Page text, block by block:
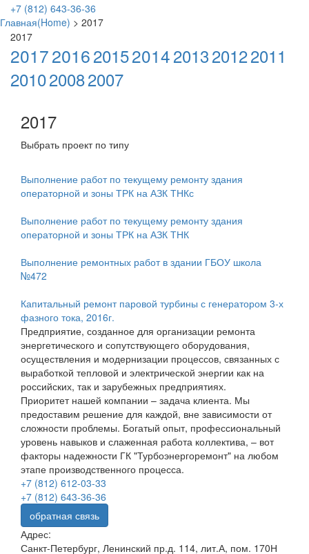
+7 (812) 643-36-36
Главная(Home) > 2017
2017
2017201620152014201320122011
201020082007
2017
Выбрать проект по типу
Выполнение работ по текущему ремонту здания
операторной и зоны ТРК на АЗК ТНКс
Выполнение работ по текущему ремонту здания
операторной и зоны ТРК на АЗК ТНК
Выполнение ремонтных работ в здании ГБОУ школа
№472
Капитальный ремонт паровой турбины с генератором 3-х
фазного тока, 2016г.
Предприятие, созданное для организации ремонта
энергетического и сопутствующего оборудования,
осуществления и модернизации процессов, связанных с
выработкой тепловой и электрической энергии как на
российских, так и зарубежных предприятиях.
Приоритет нашей компании – задача клиента. Мы
предоставим решение для каждой, вне зависимости от
сложности проблемы. Богатый опыт, профессиональный
уровень навыков и слаженная работа коллектива, – вот
факторы надежности ГК "Турбоэнергоремонт" на любом
этапе производственного процесса.
+7 (812) 612-03-33
+7 (812) 643-36-36
обратная связь
Адрес:
Санкт-Петербург, Ленинский пр.д. 114, лит.А, пом. 170Н